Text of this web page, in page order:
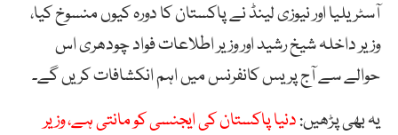
آسٹریلیا اور نیوزی لینڈ نے پاکستان کا دورہ کیوں منسوخ کیا،
وزیر داخلہ شیخ رشید اور وزیر اطلاعات فواد چودھری اس
حوالے سے آج پریس کانفرنس میں اہم انکشافات کریں گے۔
یہ بھی پڑھیں:دنیا پاکستان کی ایجنسی کو مانتی ہے، وزیر